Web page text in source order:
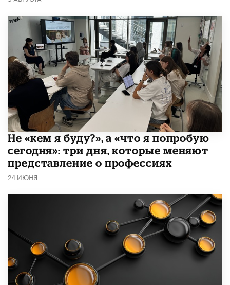
Не «кем я буду?», а «что я попробую
сегодня»: три дня, которые меняют
представление о профессиях
24 ИЮНЯ